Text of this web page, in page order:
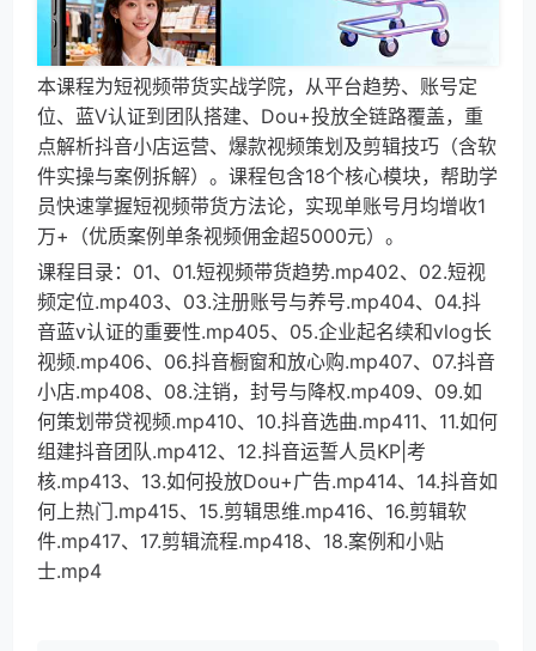
本课程为短视频带货实战学院，从平台趋势、账号定
位、蓝V认证到团队搭建、Dou+投放全链路覆盖，重
点解析抖音小店运营、爆款视频策划及剪辑技巧（含软
件实操与案例拆解）。课程包含18个核心模块，帮助学
员快速掌握短视频带货方法论，实现单账号月均增收1
万+（优质案例单条视频佣金超5000元）。
课程目录：01、01.短视频带货趋势.mp402、02.短视
频定位.mp403、03.注册账号与养号.mp404、04.抖
音蓝v认证的重要性.mp405、05.企业起名续和vlog长
视频.mp406、06.抖音橱窗和放心购.mp407、07.抖音
小店.mp408、08.注销，封号与降权.mp409、09.如
何策划带贷视频.mp410、10.抖音选曲.mp411、11.如何
组建抖音团队.mp412、12.抖音运誓人员KP|考
核.mp413、13.如何投放Dou+广告.mp414、14.抖音如
何上热门.mp415、15.剪辑思维.mp416、16.剪辑软
件.mp417、17.剪辑流程.mp418、18.案例和小贴
士.mp4